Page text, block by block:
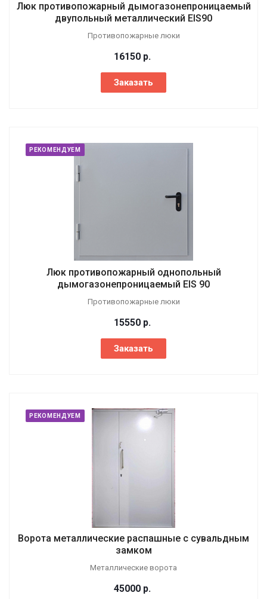
Люк противопожарный дымогазонепроницаемый
двупольный металлический EIS90
Противопожарные люки
16150 р.
Заказать
РЕКОМЕНДУЕМ
Люк противопожарный однопольный
дымогазонепроницаемый EIS 90
Противопожарные люки
15550 р.
Заказать
РЕКОМЕНДУЕМ
Ворота металлические распашные с сувальдным
замком
Металлические ворота
45000 р.